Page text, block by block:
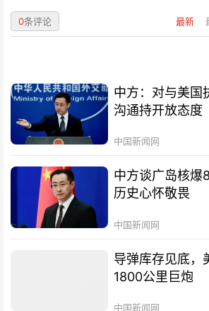
最新
0条评论
中方：对与美国
沟通持开放态度
中国新闻网
中方谈广岛核爆
历史心怀敬畏
中国新闻网
导弹库存见底，
1800公里巨炮
中国新闻网